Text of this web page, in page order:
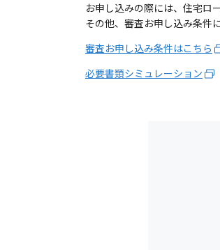
お申し込みの際には、住宅ロ
その他、審査お申し込み条件
審査お申し込み条件はこちら
必要書類シミュレーション